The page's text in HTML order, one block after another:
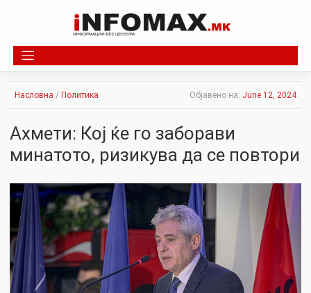
Насловна / Политика Објавено на: June 12, 2024
Ахмети: Кој ќе го заборави
минатото, ризикува да се повтори